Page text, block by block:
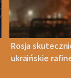
Rosja
ukraińskie